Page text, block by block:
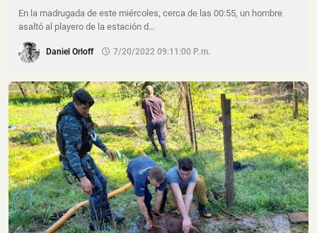
En la madrugada de este miércoles, cerca de las 00:55, un hombre
asaltó al playero de la estación d…
Daniel Orloff 7/20/2022 09:11:00 P. M.